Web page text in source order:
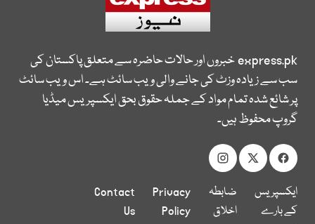
express.pkخبروں اور حالات حاضرہ سے متعلق پاکستان کی
سب سے زیادہ وزٹ کی جانے والی ویب سائٹ ہے۔ اس ویب سائٹ
پر شائع شدہ تمام مواد کے جملہ حقوق بحق ایکسپریس میڈیا
گروپ محفوظ ہیں۔
ایکسپریس
کے بارے
ضابطہ
اخلاق
Privacy
Policy
Contact
Us